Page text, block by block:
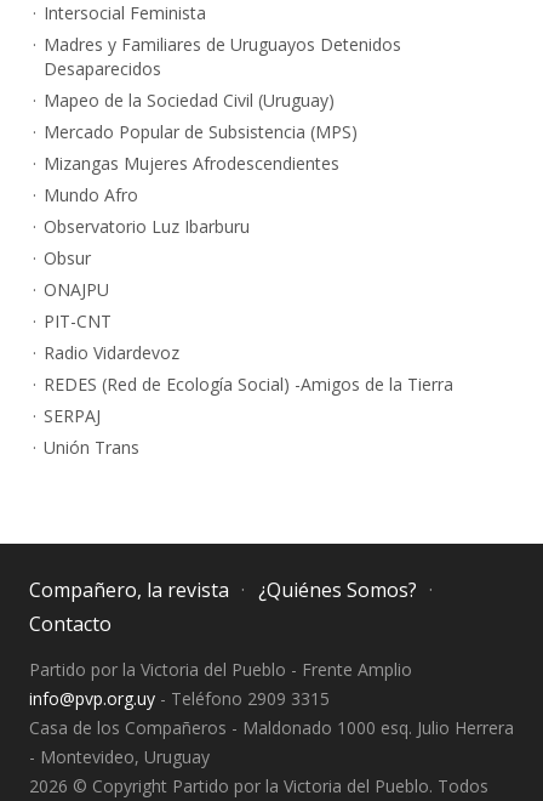
Intersocial Feminista
Madres y Familiares de Uruguayos Detenidos
Desaparecidos
Mapeo de la Sociedad Civil (Uruguay)
Mercado Popular de Subsistencia (MPS)
Mizangas Mujeres Afrodescendientes
Mundo Afro
Observatorio Luz Ibarburu
Obsur
ONAJPU
PIT-CNT
Radio Vidardevoz
REDES (Red de Ecología Social) -Amigos de la Tierra
SERPAJ
Unión Trans
Compañero, la revista
¿Quiénes Somos?
Contacto
Partido por la Victoria del Pueblo - Frente Amplio
info@pvp.org.uy - Teléfono 2909 3315
Casa de los Compañeros - Maldonado 1000 esq. Julio Herrera
- Montevideo, Uruguay
2026 © Copyright Partido por la Victoria del Pueblo. Todos